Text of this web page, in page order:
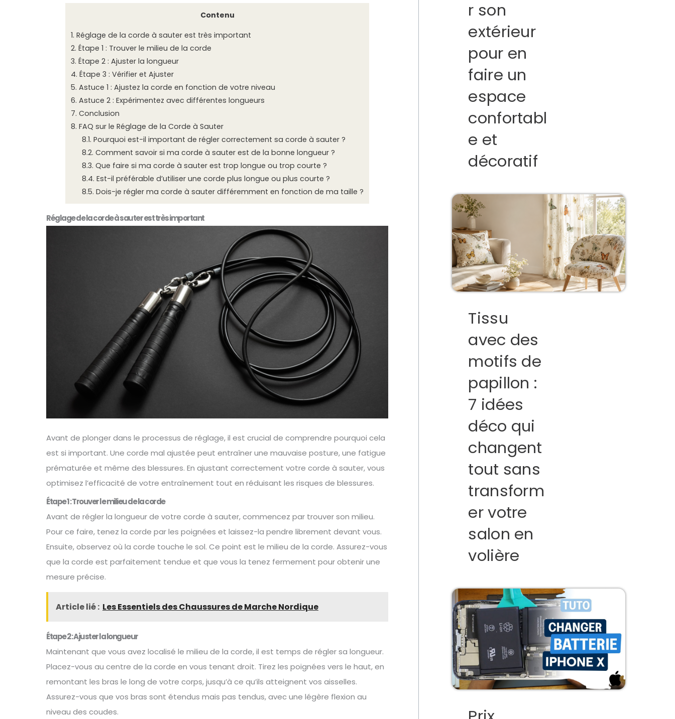
Contenu
1. Réglage de la corde à sauter est très important
2. Étape 1 : Trouver le milieu de la corde
3. Étape 2 : Ajuster la longueur
4. Étape 3 : Vérifier et Ajuster
5. Astuce 1 : Ajustez la corde en fonction de votre niveau
6. Astuce 2 : Expérimentez avec différentes longueurs
7. Conclusion
8. FAQ sur le Réglage de la Corde à Sauter
8.1. Pourquoi est-il important de régler correctement sa corde à sauter ?
8.2. Comment savoir si ma corde à sauter est de la bonne longueur ?
8.3. Que faire si ma corde à sauter est trop longue ou trop courte ?
8.4. Est-il préférable d’utiliser une corde plus longue ou plus courte ?
8.5. Dois-je régler ma corde à sauter différemment en fonction de ma taille ?
Réglage de la corde à sauter est très important
Avant de plonger dans le processus de réglage, il est crucial de comprendre pourquoi cela
est si important. Une corde mal ajustée peut entraîner une mauvaise posture, une fatigue
prématurée et même des blessures. En ajustant correctement votre corde à sauter, vous
optimisez l’efficacité de votre entraînement tout en réduisant les risques de blessures.
Étape 1 : Trouver le milieu de la corde
Avant de régler la longueur de votre corde à sauter, commencez par trouver son milieu.
Pour ce faire, tenez la corde par les poignées et laissez-la pendre librement devant vous.
Ensuite, observez où la corde touche le sol. Ce point est le milieu de la corde. Assurez-vous
que la corde est parfaitement tendue et que vous la tenez fermement pour obtenir une
mesure précise.
Article lié : Les Essentiels des Chaussures de Marche Nordique
Étape 2 : Ajuster la longueur
Maintenant que vous avez localisé le milieu de la corde, il est temps de régler sa longueur.
Placez-vous au centre de la corde en vous tenant droit. Tirez les poignées vers le haut, en
remontant les bras le long de votre corps, jusqu’à ce qu’ils atteignent vos aisselles.
Assurez-vous que vos bras sont étendus mais pas tendus, avec une légère flexion au
niveau des coudes.
r son
extérieur
pour en
faire un
espace
confortabl
e et
décoratif
Tissu
avec des
motifs de
papillon :
7 idées
déco qui
changent
tout sans
transform
er votre
salon en
volière